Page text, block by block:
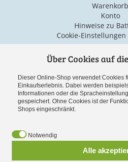
Warenkorb
Konto
Hinweise zu
Cookie-
Über Cookies auf
Dieser Online-Shop verwendet Cookies
Einkaufserlebnis. Dabei werden
Informationen oder die
gespeichert. Ohne Cookies ist der
Shops eingeschränkt.
Notwendig
Alle